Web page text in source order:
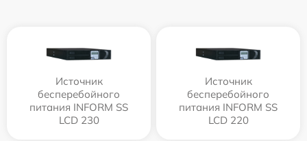
Источник
бесперебойного
питания INFORM SS
LCD 230
Источник
бесперебойного
питания INFORM SS
LCD 220